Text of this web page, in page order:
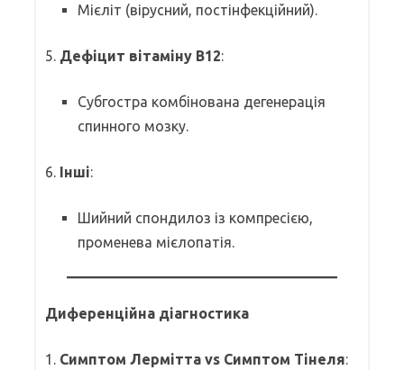
Мієліт (вірусний, постінфекційний).
5. Дефіцит вітаміну B12:
Субгостра комбінована дегенерація
спинного мозку.
6. Інші:
Шийний спондилоз із компресією,
променева мієлопатія.
Диференційна діагностика
1. Симптом Лермітта vs Симптом Тінеля: